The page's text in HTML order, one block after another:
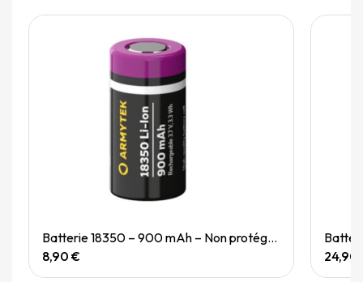
Quick View
Batterie 18350 – 900 mAh – Non protégée
8,90 €
24,90